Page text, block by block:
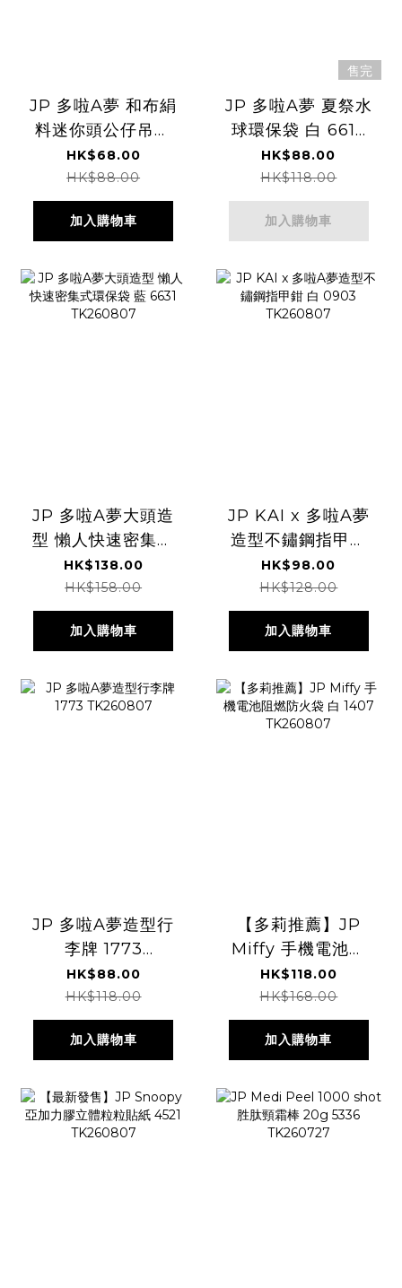
JP 多啦A夢 和布絹
料迷你頭公仔吊飾
7796 7802
TK260807
HK$68.00
HK$88.00
加入購物車
售完
JP 多啦A夢 夏祭水
球環保袋 白 6617
TK260807
HK$88.00
HK$118.00
加入購物車
JP 多啦A夢大頭造
型 懶人快速密集式
環保袋 藍 6631
TK260807
HK$138.00
HK$158.00
加入購物車
JP KAI x 多啦A夢
造型不鏽鋼指甲鉗
白 0903
TK260807
HK$98.00
HK$128.00
加入購物車
JP 多啦A夢造型行
李牌 1773
TK260807
HK$88.00
HK$118.00
加入購物車
【多莉推薦】JP
Miffy 手機電池阻
燃防火袋 白 1407
TK260807
HK$118.00
HK$168.00
加入購物車